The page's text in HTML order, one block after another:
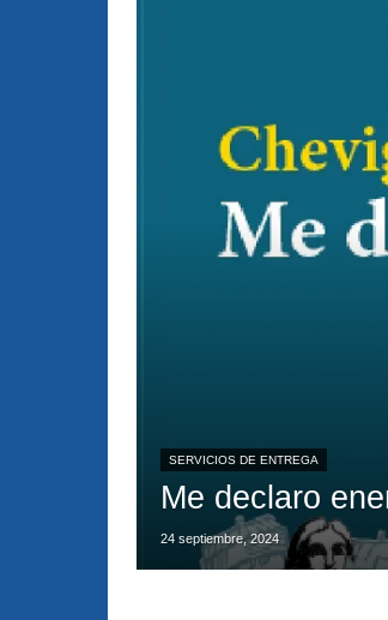
SERVICIOS DE ENTREGA
Me declaro
24 septiembre, 2024